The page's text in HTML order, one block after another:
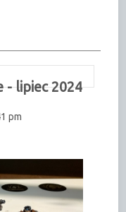
- lipiec 2024
pm